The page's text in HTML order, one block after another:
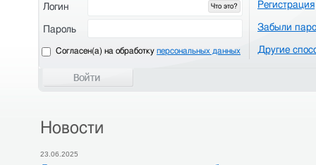
Что это?
Логин Регистрация
Забыли
Другие
Пароль
Cогласен(а) на обработку персональных данных
Новости
23.06.2025